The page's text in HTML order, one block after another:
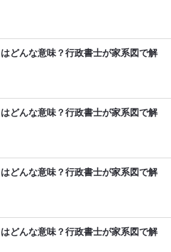
はどんな意味？行政書士が家系図で解
はどんな意味？行政書士が家系図で解
はどんな意味？行政書士が家系図で解
はどんな意味？行政書士が家系図で解